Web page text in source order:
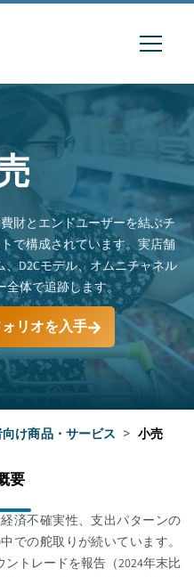
財とエンドユーザーを結ぶチ
で構成されています。実店舗
D2Cモデル、オムニチャネル
全体で追跡します。
リオを入手
け商品・サービス > 小売
要
済不確実性、支出パターンの
での舵取りが続いています。
ントレードを報告（2024年末比